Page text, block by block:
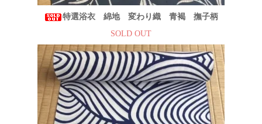
特選浴衣 綿地 変わり織 青褐 撫子柄
SOLD OUT